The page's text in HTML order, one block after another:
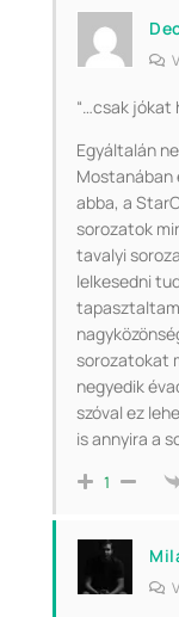
“…csak jókat
Egyáltalán
Mostanában
abba, a
sorozatok
tavalyi
lelkesedni
sorozatokat
negyedik
szóval ez
is annyira a
1